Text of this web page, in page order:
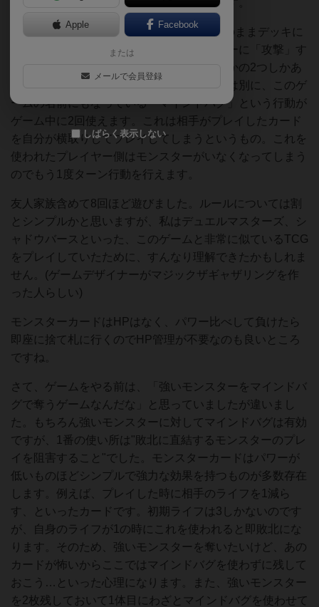
ゲムマで手に入れた日本語版のレビューです。
2人用ゲーム。配られた10枚のカードがそのままデッキに
なってゲーム開始。手番では相手プレイヤーに「攻撃」す
るか、モンスターカードを「プレイ」するかの2つしかあ
りません。シンプルで素晴らしい。それとは別に、このゲ
ームの名前にもなっている「マインドバグ」という行動が
ゲーム中に2回使えます。これは相手がプレイしたカード
を自分が横取りしてプレイしてしまうというもの。これを
使われたプレイヤー側はモンスターがいなくなってしまう
のでもう1度ターン行動を行えます。
友人家族含めて8回ほど遊びました。ルールについては割
とシンプルかと思いますが、私はデュエルマスターズ、シ
ャドウバースといった、このゲームと非常に似ているTCG
をプレイしていたために、すんなり理解できたかもしれま
せん。(ゲームデザイナーがマジックザギャザリングを作
った人らしい)
モンスターカードはHPはなく、パワー比べして負けたら
即座に捨て札に行くのでHP管理が不要なのも良いところ
ですね。
さて、ゲームをやる前は、「強いモンスターをマインドバ
グで奪うゲームなんだな」と思っていましたが違いまし
た。もちろん強いモンスターに対してマインドバグは有効
ですが、1番の使い所は"敗北に直結するモンスターのプレ
イを阻害すること"でした。モンスターカードはパワーが
低いものほどシンプルで強力な効果を持つものが多数存在
します。例えば、プレイした時に相手のライフを1減ら
す、といったカードです。初期ライフは3しかないのです
が、自身のライフが1の時にこれを使われると即敗北にな
ります。そのため、強いモンスターを奪いたいけど、あの
カードが怖いからここではマインドバグを使わずに残して
おこう…といった心理になります。また、強いモンスター
を2枚残しておいて1体目にわざとマインドバグを使わせて
Apple Facebook
または
メールで会員登録
しばらく表示しない